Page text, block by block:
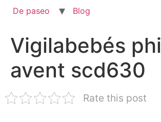
De paseo
Blog
Vigilabebés
avent scd630
Rate this post